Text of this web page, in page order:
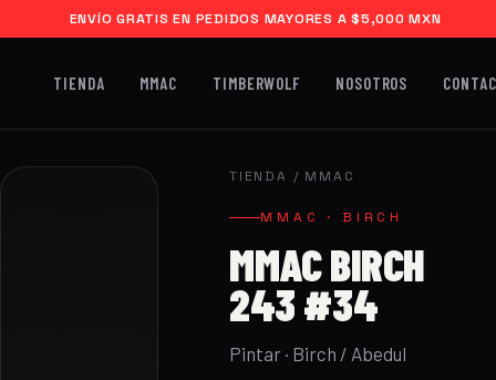
ENVÍO GRATIS EN PEDIDOS MAYORES A $5,000 MXN
TIENDA MMAC TIMBERWOLF NOSOTROS
TIENDA / MMAC
MMAC · BIRCH
MMAC BIRCH
243 #34
Pintar · Birch / Abedul